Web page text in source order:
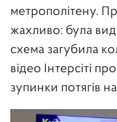
метрополітену.
жахливо: була
схема загубила
відео Інтерсіті
зупинки потягів